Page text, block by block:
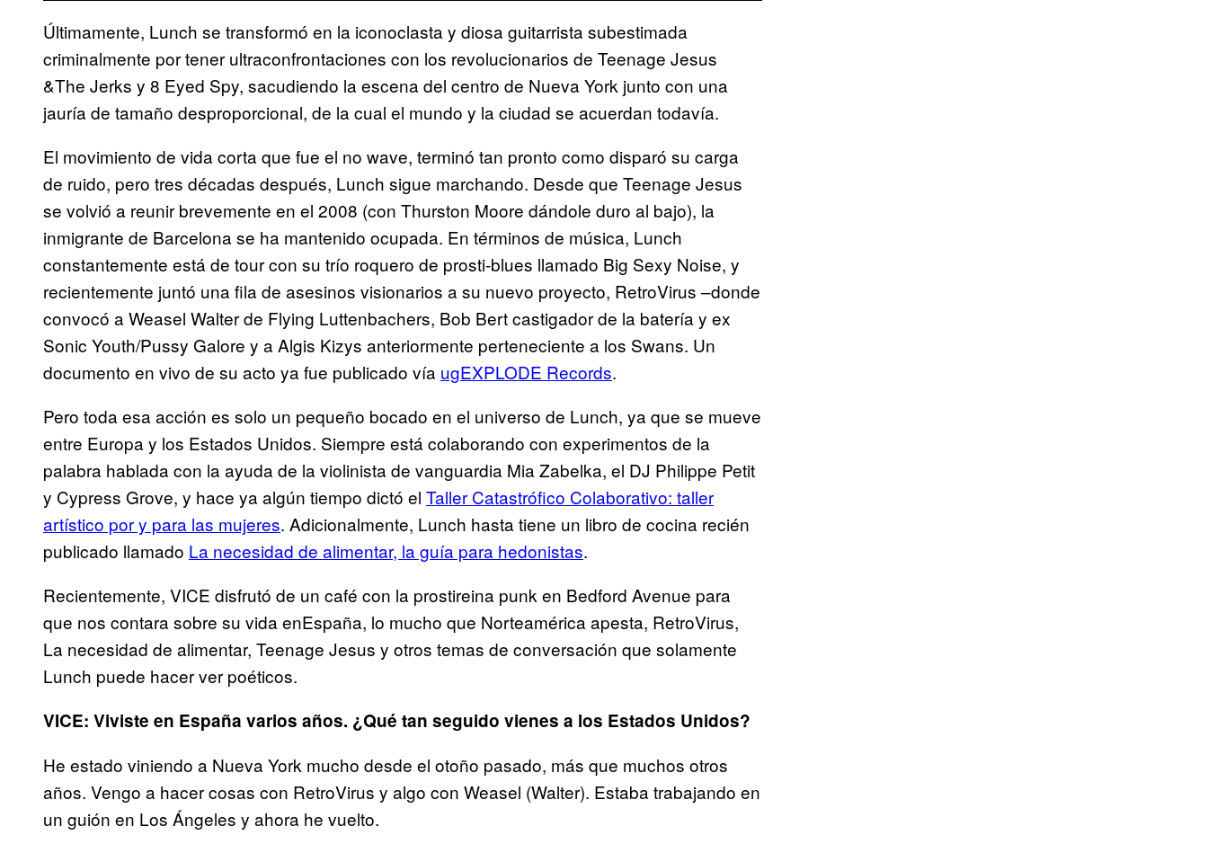
Últimamente, Lunch se transformó en la iconoclasta y diosa guitarrista subestimada
criminalmente por tener ultraconfrontaciones con los revolucionarios de Teenage Jesus
&The Jerks y 8 Eyed Spy, sacudiendo la escena del centro de Nueva York junto con una
jauría de tamaño desproporcional, de la cual el mundo y la ciudad se acuerdan todavía.
El movimiento de vida corta que fue el no wave, terminó tan pronto como disparó su carga
de ruido, pero tres décadas después, Lunch sigue marchando. Desde que Teenage Jesus
se volvió a reunir brevemente en el 2008 (con Thurston Moore dándole duro al bajo), la
inmigrante de Barcelona se ha mantenido ocupada. En términos de música, Lunch
constantemente está de tour con su trío roquero de prosti-blues llamado Big Sexy Noise, y
recientemente juntó una fila de asesinos visionarios a su nuevo proyecto, RetroVirus –donde
convocó a Weasel Walter de Flying Luttenbachers, Bob Bert castigador de la batería y ex
Sonic Youth/Pussy Galore y a Algis Kizys anteriormente perteneciente a los Swans. Un
documento en vivo de su acto ya fue publicado vía ugEXPLODE Records.
Pero toda esa acción es solo un pequeño bocado en el universo de Lunch, ya que se mueve
entre Europa y los Estados Unidos. Siempre está colaborando con experimentos de la
palabra hablada con la ayuda de la violinista de vanguardia Mia Zabelka, el DJ Philippe Petit
y Cypress Grove, y hace ya algún tiempo dictó el Taller Catastrófico Colaborativo: taller
artístico por y para las mujeres. Adicionalmente, Lunch hasta tiene un libro de cocina recién
publicado llamado La necesidad de alimentar, la guía para hedonistas.
Recientemente, VICE disfrutó de un café con la prostireina punk en Bedford Avenue para
que nos contara sobre su vida enEspaña, lo mucho que Norteamérica apesta, RetroVirus,
La necesidad de alimentar, Teenage Jesus y otros temas de conversación que solamente
Lunch puede hacer ver poéticos.
VICE: Viviste en España varios años. ¿Qué tan seguido vienes a los Estados Unidos?
He estado viniendo a Nueva York mucho desde el otoño pasado, más que muchos otros
años. Vengo a hacer cosas con RetroVirus y algo con Weasel (Walter). Estaba trabajando en
un guión en Los Ángeles y ahora he vuelto.